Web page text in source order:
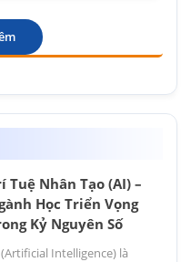
Tuệ Nhân Tạo (AI) –
Học Triển Vọng
Kỷ Nguyên Số
Intelligence) là